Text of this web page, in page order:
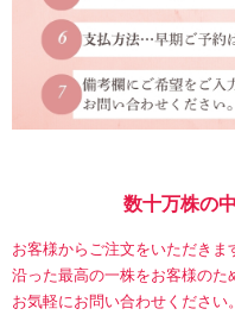
数十万株の
お客様からご注文をいただき
沿った最高の一株をお客様の
お気軽にお問い合わせください。